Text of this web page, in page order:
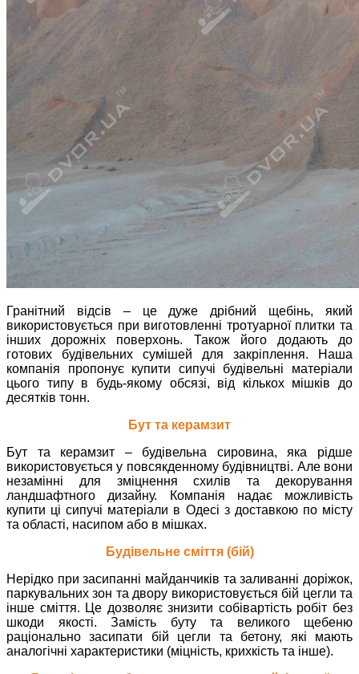
Гранітний відсів – це дуже дрібний щебінь, який
використовується при виготовленні тротуарної плитки та
інших дорожніх поверхонь. Також його додають до
готових будівельних сумішей для закріплення. Наша
компанія пропонує купити сипучі будівельні матеріали
цього типу в будь-якому обсязі, від кількох мішків до
десятків тонн.
Бут та керамзит
Бут та керамзит – будівельна сировина, яка рідше
використовується у повсякденному будівництві. Але вони
незамінні для зміцнення схилів та декорування
ландшафтного дизайну. Компанія надає можливість
купити ці сипучі матеріали в Одесі з доставкою по місту
та області, насипом або в мішках.
Будівельне сміття (бій)
Нерідко при засипанні майданчиків та заливанні доріжок,
паркувальних зон та двору використовується бій цегли та
інше сміття. Це дозволяє знизити собівартість робіт без
шкоди якості. Замість буту та великого щебеню
раціонально засипати бій цегли та бетону, які мають
аналогічні характеристики (міцність, крихкість та інше).